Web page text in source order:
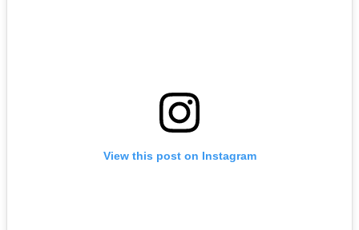
View this post on Instagram